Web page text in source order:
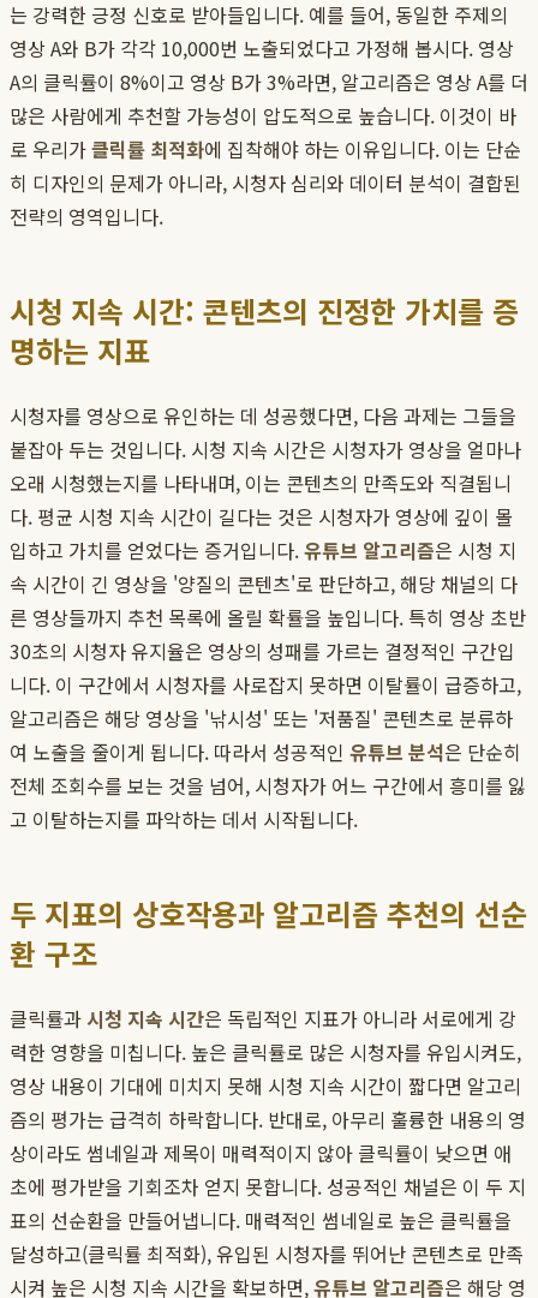
는 강력한 긍정 신호로 받아들입니다. 예를 들어, 동일한 주제의
영상 A와 B가 각각 10,000번 노출되었다고 가정해 봅시다. 영상
A의 클릭률이 8%이고 영상 B가 3%라면, 알고리즘은 영상 A를 더
많은 사람에게 추천할 가능성이 압도적으로 높습니다. 이것이 바
로 우리가클릭률 최적화에 집착해야 하는 이유입니다. 이는 단순
히 디자인의 문제가 아니라, 시청자 심리와 데이터 분석이 결합된
전략의 영역입니다.
시청 지속 시간: 콘텐츠의 진정한 가치를 증
명하는 지표
시청자를 영상으로 유인하는 데 성공했다면, 다음 과제는 그들을
붙잡아 두는 것입니다. 시청 지속 시간은 시청자가 영상을 얼마나
오래 시청했는지를 나타내며, 이는 콘텐츠의 만족도와 직결됩니
다. 평균 시청 지속 시간이 길다는 것은 시청자가 영상에 깊이 몰
입하고 가치를 얻었다는 증거입니다.유튜브 알고리즘은 시청 지
속 시간이 긴 영상을 '양질의 콘텐츠'로 판단하고, 해당 채널의 다
른 영상들까지 추천 목록에 올릴 확률을 높입니다. 특히 영상 초반
30초의 시청자 유지율은 영상의 성패를 가르는 결정적인 구간입
니다. 이 구간에서 시청자를 사로잡지 못하면 이탈률이 급증하고,
알고리즘은 해당 영상을 '낚시성' 또는 '저품질' 콘텐츠로 분류하
여 노출을 줄이게 됩니다. 따라서 성공적인 유튜브 분석은 단순히
전체 조회수를 보는 것을 넘어, 시청자가 어느 구간에서 흥미를 잃
고 이탈하는지를 파악하는 데서 시작됩니다.
두 지표의 상호작용과 알고리즘 추천의 선순
환 구조
클릭률과시청 지속 시간은 독립적인 지표가 아니라 서로에게 강
력한 영향을 미칩니다. 높은 클릭률로 많은 시청자를 유입시켜도,
영상 내용이 기대에 미치지 못해 시청 지속 시간이 짧다면 알고리
즘의 평가는 급격히 하락합니다. 반대로, 아무리 훌륭한 내용의 영
상이라도 썸네일과 제목이 매력적이지 않아 클릭률이 낮으면 애
초에 평가받을 기회조차 얻지 못합니다. 성공적인 채널은 이 두 지
표의 선순환을 만들어냅니다. 매력적인 썸네일로 높은 클릭률을
달성하고(클릭률 최적화), 유입된 시청자를 뛰어난 콘텐츠로 만족
시켜 높은 시청 지속 시간을 확보하면,유튜브 알고리즘은 해당 영